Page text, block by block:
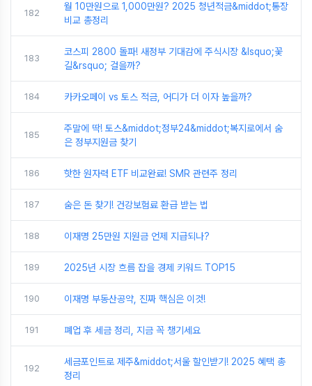
182
월 10만원으로 1,000만원? 2025 청년적금&middot;통장
비교 총정리
183
코스피 2800 돌파! 새정부 기대감에 주식시장 &lsquo;꽃
길&rsquo; 걸을까?
184 카카오페이 vs 토스 적금, 어디가 더 이자 높을까?
185
주말에 딱! 토스&middot;정부24&middot;복지로에서 숨
은 정부지원금 찾기
186 핫한 원자력 ETF 비교완료! SMR 관련주 정리
187 숨은 돈 찾기! 건강보험료 환급 받는 법
188 이재명 25만원 지원금 언제 지급되나?
189 2025년 시장 흐름 잡을 경제 키워드 TOP15
190 이재명 부동산공약, 진짜 핵심은 이것!
191 폐업 후 세금 정리, 지금 꼭 챙기세요
192
세금포인트로 제주&middot;서울 할인받기! 2025 혜택 총
정리